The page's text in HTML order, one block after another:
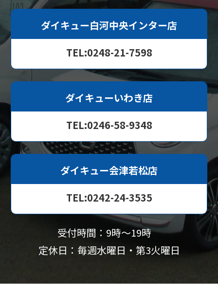
ダイキュー白河中央インター店
TEL:0248-21-7598
ダイキューいわき店
TEL:0246-58-9348
ダイキュー会津若松店
TEL:0242-24-3535
受付時間：9時〜19時
定休日：毎週水曜日・第3火曜日